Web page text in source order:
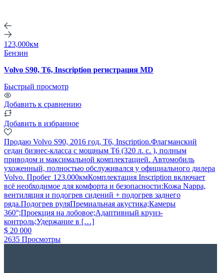
123,000км
Бензин
Volvo S90, T6, Inscription регистрация MD
Быстрый просмотр
Добавить к сравнению
Добавить в избранное
Продаю Volvo S90, 2016 год, T6, Inscription.Флагманский
седан бизнес-класса с мощным T6 (320 л. с. ), полным
приводом и максимальной комплектацией. Автомобиль
ухоженный, полностью обслуживался у официального дилера
Volvo. Пробег 123.000кмКомплектация Inscription включает
всё необходимое для комфорта и безопасности:Кожа Nappa,
вентиляция и подогрев сидений + подогрев заднего
ряда.Подогрев руляПремиальная акустика;Камеры
360°;Проекция на лобовое;Адаптивный круиз-
контроль;Удержание в […]
$ 20 000
2635 Просмотры